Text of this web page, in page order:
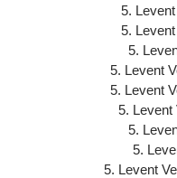
5.
5.
5.
5. Levent
5. Levent
5. Levent
5.
5.
5. Levent